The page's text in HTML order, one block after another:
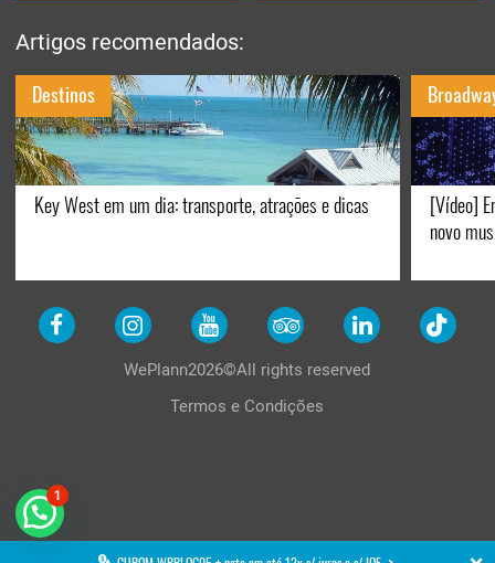
Artigos recomendados:
Key West em um dia: transporte, atrações e dicas
Destinos
[Vídeo]
novo
WePlann2026©All rights reserved
Termos e Condições
1